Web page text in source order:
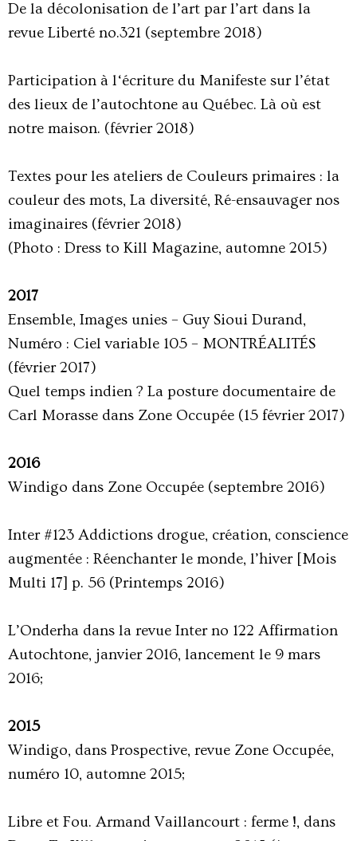
De la décolonisation de l’art par l’art dans la
revue Liberté no.321 (septembre 2018)
Participation à l‘écriture du Manifeste sur l’état
des lieux de l’autochtone au Québec. Là où est
notre maison. (février 2018)
Textes pour les ateliers de Couleurs primaires : la
couleur des mots, La diversité, Ré-ensauvager nos
imaginaires (février 2018)
(Photo : Dress to Kill Magazine, automne 2015)
2017
Ensemble, Images unies – Guy Sioui Durand,
Numéro : Ciel variable 105 – MONTRÉALITÉS
(février 2017)
Quel temps indien ? La posture documentaire de
Carl Morasse dans Zone Occupée (15 février 2017)
2016
Windigo dans Zone Occupée (septembre 2016)
Inter #123 Addictions drogue, création, conscience
augmentée : Réenchanter le monde, l’hiver [Mois
Multi 17] p. 56 (Printemps 2016)
L’Onderha dans la revue Inter no 122 Affirmation
Autochtone, janvier 2016, lancement le 9 mars
2016;
2015
Windigo, dans Prospective, revue Zone Occupée,
numéro 10, automne 2015;
Libre et Fou. Armand Vaillancourt : ferme !, dans